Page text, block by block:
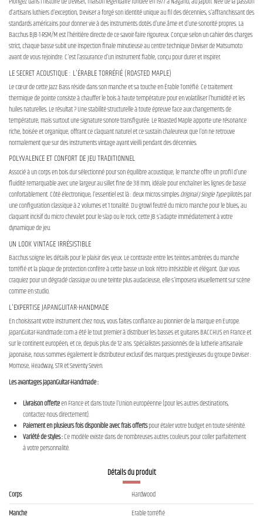
d’artisans luthiers d'exception, Deviser a forgé son identité unique au fil des décennies, s'affranchissant des
standards américains pour donner vie à des instruments dotés d'une âme et d'une sonorité propres. La
Bacchus BJB-1-RSM/M est l'héritière directe de ce savoir-faire rigoureux. Conçue selon un cahier des charges
strict, chaque basse subit une inspection finale minutieuse au centre technique Deviser de Matsumoto
avant de vous rejoindre. C'est l'assurance d'un instrument fiable, conçu pour durer et inspirer.
LE SECRET ACOUSTIQUE : L'ÉRABLE TORRÉFIÉ (ROASTED MAPLE)
Le cœur de cette Jazz Bass réside dans son manche et sa touche en Érable Torréfié. Ce traitement
thermique de pointe consiste à chauffer le bois à haute température pour en volatiliser l'humidité et les
huiles naturelles. Le résultat ? Une stabilité structurelle à toute épreuve face aux changements de
température, mais surtout une signature sonore transfigurée. Le Roasted Maple apporte une résonance
riche, boisée et organique, offrant ce claquant naturel et ce sustain chaleureux que l'on ne retrouve
normalement que sur des instruments vintage ayant vieilli pendant des décennies.
POLYVALENCE ET CONFORT DE JEU TRADITIONNEL
Associé à un corps en bois dur sélectionné pour son équilibre acoustique, le manche offre un profil d'une
fluidité remarquable avec une largeur au sillet fine de 38 mm, idéale pour enchaîner les lignes de basse
confortablement. Côté électronique, l'essentiel est là : deux micros simplesOriginal J Single Typepilotés par
une configuration classique à 2 volumes et 1 tonalité. Du growl feutré du micro manche pour le blues, au
claquant incisif du micro chevalet pour le slap ou le rock, cette JB s'adapte immédiatement à votre
dynamique de jeu.
UN LOOK VINTAGE IRRÉSISTIBLE
Bacchus soigne les détails pour le plaisir des yeux. Le contraste entre les teintes ambrées du manche
torréfié et la plaque de protection confère à cette basse un look rétro irrésistible et élégant. Que vous
craquiez pour un dégradé classique ou une teinte plus audacieuse, elle s'imposera visuellement sur scène
comme en studio.
L'EXPERTISE JAPANGUITAR-HANDMADE
En choisissant votre instrument chez nous, vous faites confiance au pionnier de la marque en Europe.
JapanGuitar-Handmade.com a été le tout premier à distribuer les basses et guitares BACCHUS en France et
sur le continent européen, et ce, depuis plus de 12 ans. Spécialistes passionnés de la lutherie artisanale
japonaise, nous sommes également le distributeur exclusif des marques prestigieuses du groupe Deviser :
Momose, Headway, STR et Seventy Seven.
Les avantages JapanGuitar-Handmade :
Livraison offerteen France et dans toute l'Union européenne (pour les autres destinations,
contactez-nous directement).
Paiement en plusieurs fois disponible avec frais offertspour étaler votre budget en toute sérénité.
Variété de styles :Ce modèle existe dans de nombreuses autres couleurs pour coller parfaitement
à votre personnalité.
Détails du produit
Corps
Hardwood
Manche
Erable torréfié